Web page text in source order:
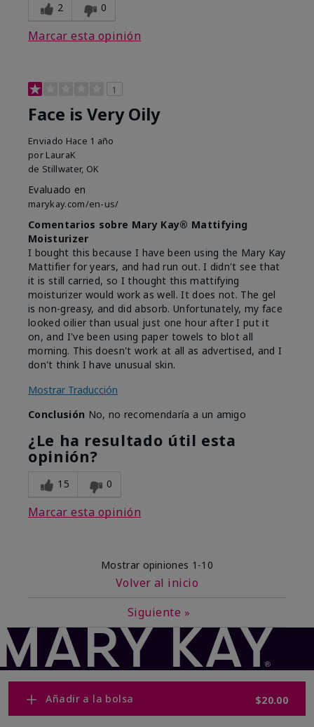
Añadir a la bolsa $20.00
2 0
Marcar esta opinión
1
Face is Very Oily
Enviado Hace 1 año
por LauraK
de Stillwater, OK
Evaluado en
marykay.com/en-us/
Comentarios sobre Mary Kay® Mattifying
Moisturizer
I bought this because I have been using the Mary Kay
Mattifier for years, and had run out. I didn't see that
it is still carried, so I thought this mattifying
moisturizer would work as well. It does not. The gel
is non-greasy, and did absorb. Unfortunately, my face
looked oilier than usual just one hour after I put it
on, and I've been using paper towels to blot all
morning. This doesn't work at all as advertised, and I
don't think I have unusual skin.
Mostrar Traducción
Conclusión No, no recomendaría a un amigo
¿Le ha resultado útil esta
opinión?
15 0
Marcar esta opinión
Mostrar opiniones 1-10
Volver al inicio
Siguiente »